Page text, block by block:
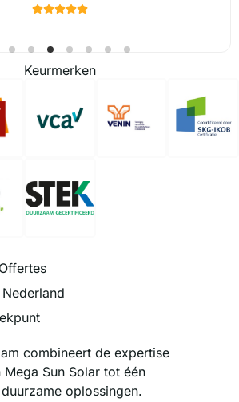
Keurmerken
combineert de expertise
Sun Solar tot één
oplossingen.